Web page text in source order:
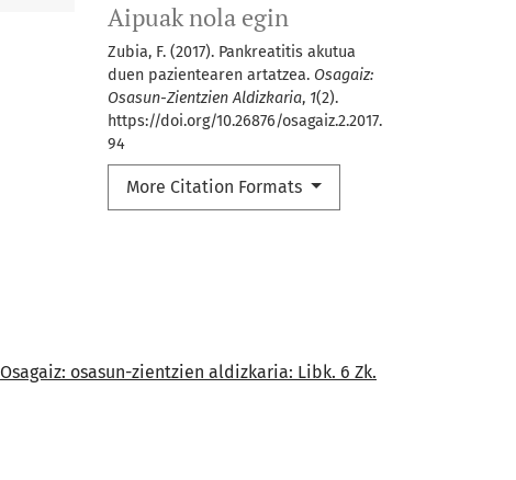
Aipuak nola egin
Zubia, F. (2017). Pankreatitis akutua
duen pazientearen artatzea. Osagaiz:
Osasun-Zientzien Aldizkaria, 1(2).
https://doi.org/10.26876/osagaiz.2.2017.
94
More Citation Formats
Osagaiz: osasun-zientzien aldizkaria: Libk. 6 Zk.